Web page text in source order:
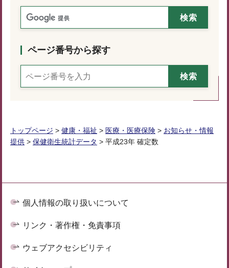
ページ番号から探す
トップページ > 健康・福祉 > 医療・医療保険 > お知らせ・情報
提供 > 保健衛生統計データ > 平成23年 確定数
個人情報の取り扱いについて
リンク・著作権・免責事項
ウェブアクセシビリティ